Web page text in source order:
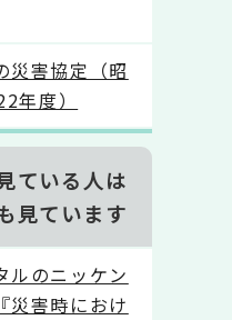
災害協定（昭
年度）
ている人は
見ています
ルのニッケン
災害時におけ